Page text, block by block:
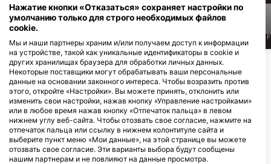
F
Показать больше животных
Дайв-центры, обслуживающие этот
дайв-сайт
Нажатие кнопки «Отказаться» сохраняет настройки по
умолчанию только для строго необходимых файлов
cookie.
Мы и наши партнеры храним и/или получаем доступ к информации
на устройстве, такой как уникальные идентификаторы в cookie и
других хранилищах браузера для обработки личных данных.
Некоторые поставщики могут обрабатывать ваши персональные
данные на основании законного интереса. Чтобы возразить против
этого, откройте «Настройки». Вы можете принять, отклонить или
изменить свои настройки, нажав кнопку «Управление настройками»
или в любое время нажав кнопку «Отпечаток пальца» в левом
нижнем углу веб-сайта. Чтобы отозвать свое согласие, нажмите на
отпечаток пальца или ссылку в нижнем колонтитуле сайта и
выберите пункт меню «Мои данные», на этой странице вы можете
отозвать свое согласие. Эти варианты выбора будут сообщены
нашим партнерам и не повлияют на данные просмотра.